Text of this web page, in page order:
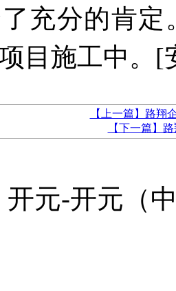
充分的肯定
目施工中。[
【上一篇】路翔
【下一篇】
元-开元（